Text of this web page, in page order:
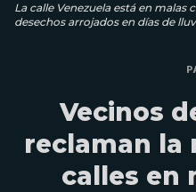
La calle Venezuela está en malas
desechos arrojados en días de
Vecinos
reclaman la
calles en